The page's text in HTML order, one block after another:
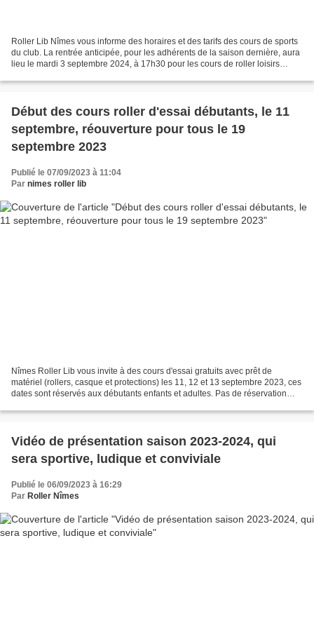
Roller Lib Nîmes vous informe des horaires et des tarifs des cours de sports
du club. La rentrée anticipée, pour les adhérents de la saison dernière, aura
lieu le mardi 3 septembre 2024, à 17h30 pour les cours de roller loisirs
Début des cours roller d'essai débutants, le 11
septembre, réouverture pour tous le 19
septembre 2023
Publié le 07/09/2023 à 11:04
Par nimes roller lib
Nîmes Roller Lib vous invite à des cours d'essai gratuits avec prêt de
matériel (rollers, casque et protections) les 11, 12 et 13 septembre 2023, ces
dates sont réservés aux débutants enfants et adultes. Pas de réservation
Vidéo de présentation saison 2023-2024, qui
sera sportive, ludique et conviviale
Publié le 06/09/2023 à 16:29
Par Roller Nîmes